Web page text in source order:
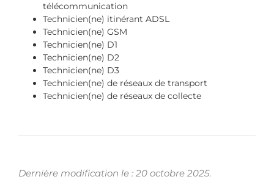
télécommunication
Technicien(ne) itinérant ADSL
Technicien(ne) GSM
Technicien(ne) D1
Technicien(ne) D2
Technicien(ne) D3
Technicien(ne) de réseaux de transport
Technicien(ne) de réseaux de collecte
Dernière modification le : 20 octobre 2025.